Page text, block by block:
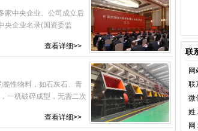
家中央企业。公司成立后
央企业名录(国资委监
查看详细>>
性物料，如石灰石、青
一机破碎成型，无需二次
查看详细>>
联
网
联
微
姓
网